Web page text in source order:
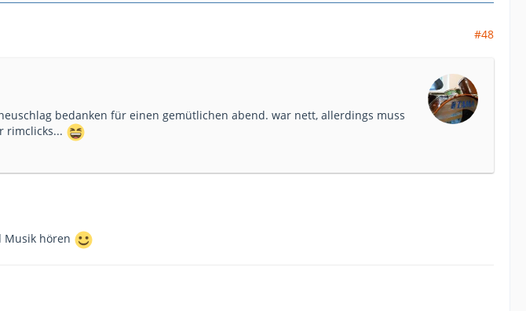
#48
bedanken für einen gemütlichen abend. war nett, allerdings muss
rimclicks...
Musik hören